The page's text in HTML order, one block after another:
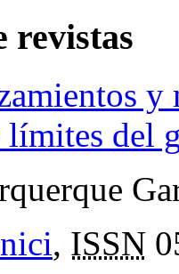
revistas
del
, ISSN